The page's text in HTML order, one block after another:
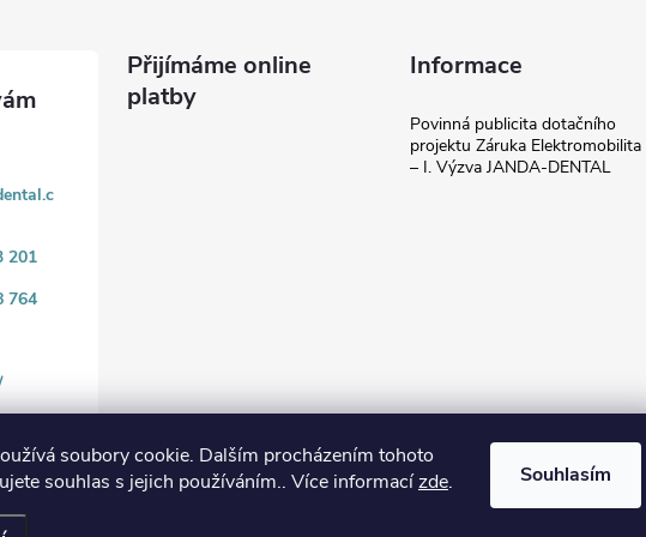
soubory cookie. Dalším procházením tohoto
souhlas s jejich používáním.. Více informacízde. Souhlasím
201
764
Přijímáme online
platby
Informace
Povinná publicita dotačního
projektu Záruka Elektromobilita
– I. Výzva JANDA-DENTAL